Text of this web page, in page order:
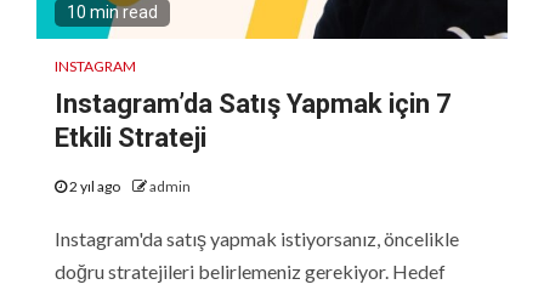
10 min read
INSTAGRAM
Instagram’da Satış Yapmak için 7
Etkili Strateji
2 yıl ago admin
Instagram'da satış yapmak istiyorsanız, öncelikle
doğru stratejileri belirlemeniz gerekiyor. Hedef